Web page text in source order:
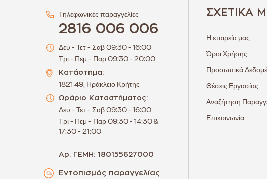
Τηλεφωνικές παραγγελίες
2816 006 006
Δευ - Τετ - Σαβ 09:30 - 16:00
Τρι - Πεμ - Παρ 09:30 - 20:00
Κατάστημα:
1821 49, Ηράκλειο Κρήτης
Ωράριο Καταστήματος:
Δευ - Τετ - Σαβ 09:30 - 16:00
Τρι - Πεμ - Παρ 09:30 - 14:30 &
17:30 - 21:00
Αρ. ΓΕΜΗ: 180155627000
Εντοπισμός παραγγελίας
ΣΧΕΤΙΚΆ
Η εταιρεία μας
Όροι Χρήσης
Προσωπικά
Θέσεις Εργασίας
Αναζήτηση
Επικοινωνία